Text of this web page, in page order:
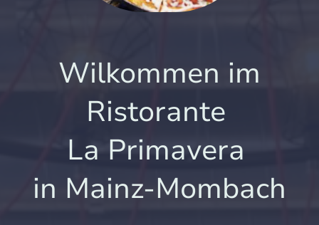
Wilkommen im
Ristorante
La Primavera
in Mainz-Mombach